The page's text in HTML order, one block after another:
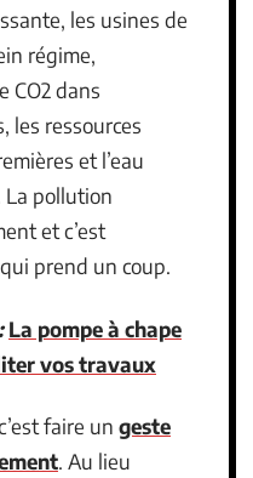
les usines de
régime,
CO2 dans
les ressources
et l’eau
La pollution
et c’est
prend un coup.
La pompe à chape
vos travaux
faire un geste
. Au lieu